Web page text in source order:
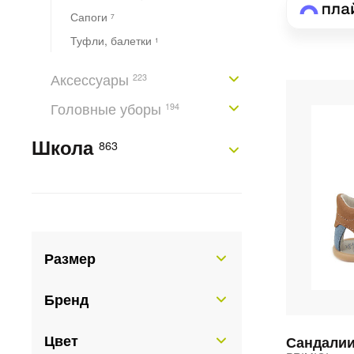
Сапоги 7
Туфли, балетки 1
Аксессуары 223
Головные уборы 194
Школа 863
Размер
Бренд
Цвет
Сандалии